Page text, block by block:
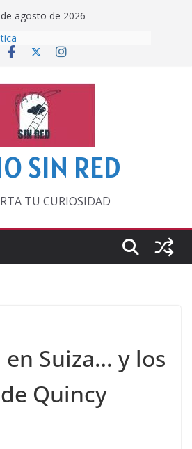
agosto de 2026
hasta entonces…
infinita’ de recomendar
veraniegas
del Mundial
SIN RED
TU CURIOSIDAD
en Suiza… y los
Quincy